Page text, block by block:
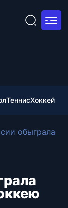
ТеннисХоккей
обыграла